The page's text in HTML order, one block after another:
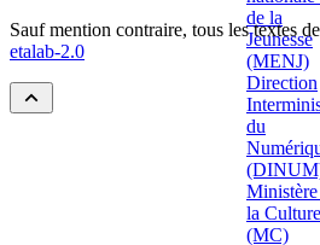
Sauf mention contraire, tous les textes
etalab-2.0